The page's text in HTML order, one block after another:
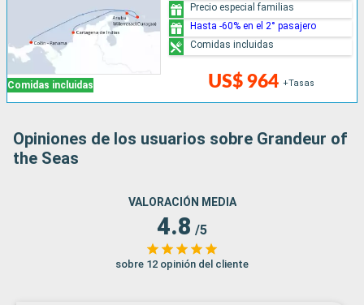
Comidas incluidas US$ 964 +Tasas
Precio especial familias
Hasta -60% en el 2° pasajero
Comidas incluidas
Opiniones de los usuarios sobre Grandeur of
the Seas
VALORACIÓN MEDIA
4.8 /5
sobre 12 opinión del cliente